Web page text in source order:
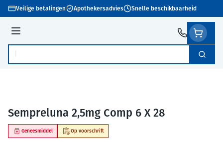
Ga naar de inhoud
Veilige betalingen Apothekersadvies Snelle beschikbaarheid
Menu
Product, merk, categorie... Zoek
Sempreluna 2,5mg Comp 6 X 28
Op voorschrift
Geneesmiddel